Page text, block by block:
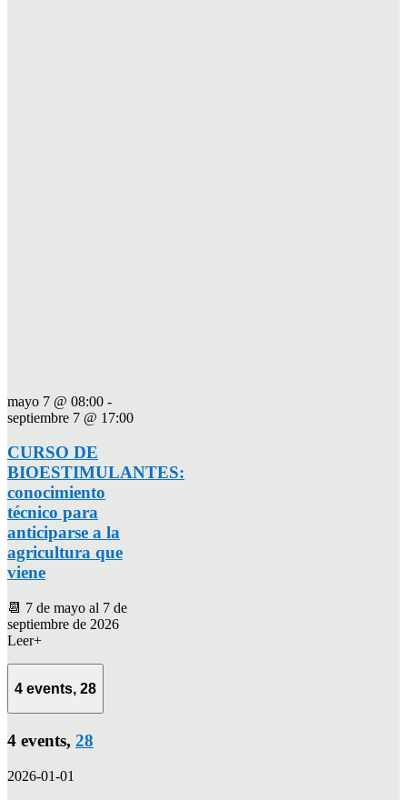
mayo 7 @ 08:00 -
septiembre 7 @ 17:00
CURSO DE
BIOESTIMULANTES:
conocimiento
técnico para
anticiparse a la
agricultura que
viene
📆 7 de mayo al 7 de
septiembre de 2026
Leer+
4 events, 28
4 events, 28
2026-01-01